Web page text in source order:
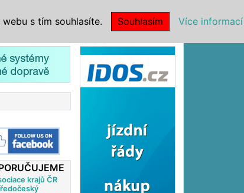
krajů ČR
s tím souhlasíte. Souhlasím Více informací